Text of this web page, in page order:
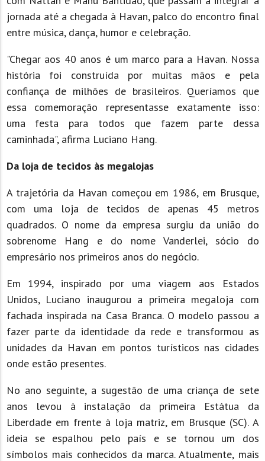
jornada até a chegada à Havan, palco do encontro final
entre música, dança, humor e celebração.
"Chegar aos 40 anos é um marco para a Havan. Nossa
história foi construída por muitas mãos e pela
confiança de milhões de brasileiros. Queríamos que
essa comemoração representasse exatamente isso:
uma festa para todos que fazem parte dessa
caminhada", afirma Luciano Hang.
Da loja de tecidos às megalojas
A trajetória da Havan começou em 1986, em Brusque,
com uma loja de tecidos de apenas 45 metros
quadrados. O nome da empresa surgiu da união do
sobrenome Hang e do nome Vanderlei, sócio do
empresário nos primeiros anos do negócio.
Em 1994, inspirado por uma viagem aos Estados
Unidos, Luciano inaugurou a primeira megaloja com
fachada inspirada na Casa Branca. O modelo passou a
fazer parte da identidade da rede e transformou as
unidades da Havan em pontos turísticos nas cidades
onde estão presentes.
No ano seguinte, a sugestão de uma criança de sete
anos levou à instalação da primeira Estátua da
Liberdade em frente à loja matriz, em Brusque (SC). A
ideia se espalhou pelo país e se tornou um dos
símbolos mais conhecidos da marca. Atualmente, mais